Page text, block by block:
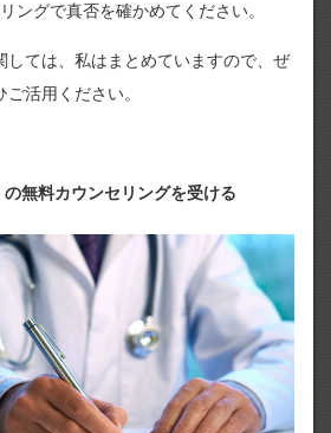
ングで真否を確かめてください。
しては、私はまとめていますので、ぜ
ご活用ください。
無料カウンセリングを受ける